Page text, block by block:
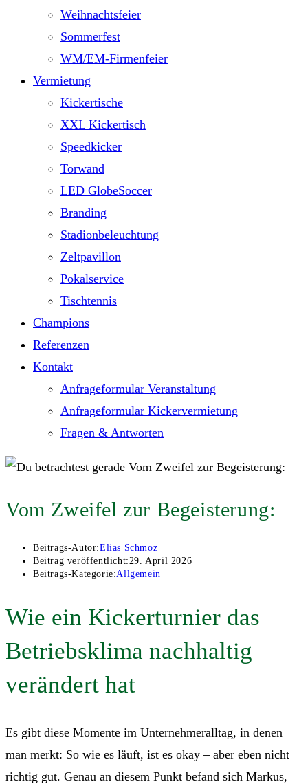
Weihnachtsfeier
Sommerfest
WM/EM-Firmenfeier
Vermietung
Kickertische
XXL Kickertisch
Speedkicker
Torwand
LED GlobeSoccer
Branding
Stadionbeleuchtung
Zeltpavillon
Pokalservice
Tischtennis
Champions
Referenzen
Kontakt
Anfrageformular Veranstaltung
Anfrageformular Kickervermietung
Fragen & Antworten
Vom Zweifel zur Begeisterung:
Beitrags-Autor:Elias Schmoz
Beitrag veröffentlicht: 29. April 2026
Beitrags-Kategorie:Allgemein
Wie ein Kickerturnier das
Betriebsklima nachhaltig
verändert hat
Es gibt diese Momente im Unternehmeralltag, in denen
man merkt: So wie es läuft, ist es okay – aber eben nicht
richtig gut. Genau an diesem Punkt befand sich Markus,